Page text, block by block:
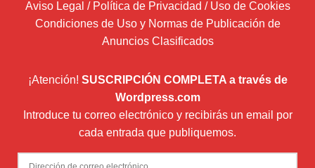
Aviso Legal / Política de Privacidad / Uso de Cookies
Condiciones de Uso y Normas de Publicación de
Anuncios Clasificados
¡Atención! SUSCRIPCIÓN COMPLETA a través de
Wordpress.com
Introduce tu correo electrónico y recibirás un email por
cada entrada que publiquemos.
Dirección